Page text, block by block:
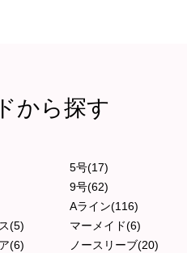
から探す
5号(17)
9号(62)
Aライン(116)
(5)
マーメイド(6)
(6) ノースリーブ(20)